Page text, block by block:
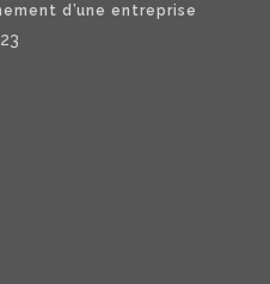
d’une entreprise